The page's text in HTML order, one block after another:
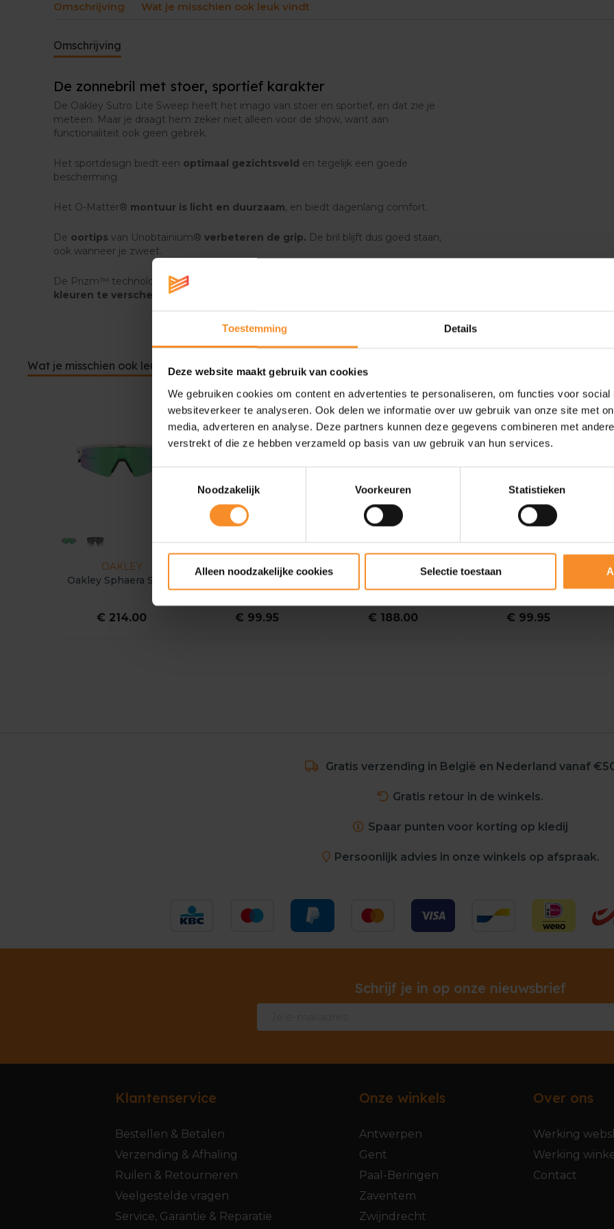
Toestemming Details
Deze website maakt gebruik van cookies
We gebruiken cookies om content en advertenties te personaliseren, om functies voor social
websiteverkeer te analyseren. Ook delen we informatie over uw gebruik van onze site met
media, adverteren en analyse. Deze partners kunnen deze gegevens combineren met
verstrekt of die ze hebben verzameld op basis van uw gebruik van hun services.
Noodzakelijk
Voorkeuren Statistieken
Alleen noodzakelijke cookies Selectie toestaan
Omschrijving Wat je misschien ook leuk vindt
Omschrijving
De zonnebril met stoer, sportief karakter
De Oakley Sutro Lite Sweep heeft het imago van stoer en sportief, en dat zie je
meteen. Maar je draagt hem zeker niet alleen voor de show, want aan
functionaliteit ook geen gebrek.
Het sportdesign biedt een optimaal gezichtsveld en tegelijk een goede
bescherming.
Het O-Matter® montuur is licht en duurzaam, en biedt dagenlang comfort.
De oortips van Unobtainium® verbeteren de grip. De bril blijft dus goed staan,
ook wanneer je zweet.
De Prizm™ technologie in de brilglazen zijn ontworpen om
kleuren te verscherpen
Wat je misschien ook leuk vindt
OAKLEY
Oakley Sphaera Strike
€ 214.00
YUMA LABS
Runners' Vision One
€ 99.95 € 188.00 € 99.95
Gratis verzending in België en Nederland vanaf
Gratis retour in de winkels.
Spaar punten voor korting op kledij
Persoonlijk advies in onze winkels op afspraak.
Schrijf je in op onze nieuwsbrief
Klantenservice
Bestellen & Betalen
Verzending & Afhaling
Ruilen & Retourneren
Veelgestelde vragen
Service, Garantie & Reparatie
Onze winkels
Antwerpen
Gent
Paal-Beringen
Zaventem
Zwijndrecht
Over ons
Werking
Werking
Contact